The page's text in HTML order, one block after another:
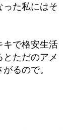
った私にはそ
キで格安生活
ただのアメ
るので。